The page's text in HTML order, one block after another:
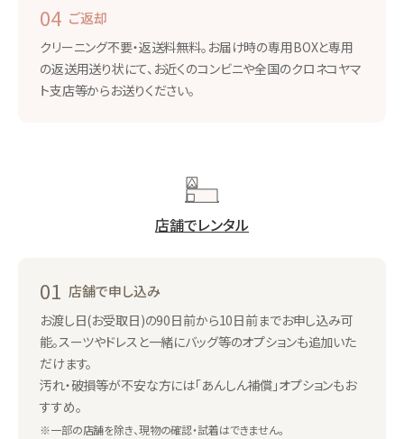
04 ご返却
クリーニング不要・返送料無料。お届け時の専用BOXと専用
の返送用送り状にて、お近くのコンビニや全国のクロネコヤマ
ト支店等からお送りください。
店舗でレンタル
01 店舗で申し込み
お渡し日(お受取日)の90日前から10日前までお申し込み可
能。スーツやドレスと一緒にバッグ等のオプションも追加いた
だけます。
汚れ・破損等が不安な方には「あんしん補償」オプションもお
すすめ。
※一部の店舗を除き、現物の確認・試着はできません。